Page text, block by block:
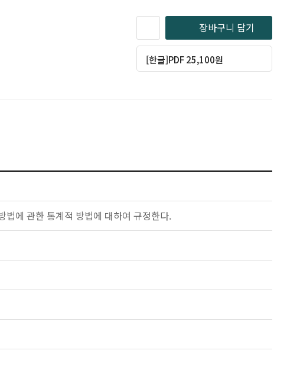
장바구니 담기
[한글]PDF 25,100원
법에 관한 통계적 방법에 대하여 규정한다.